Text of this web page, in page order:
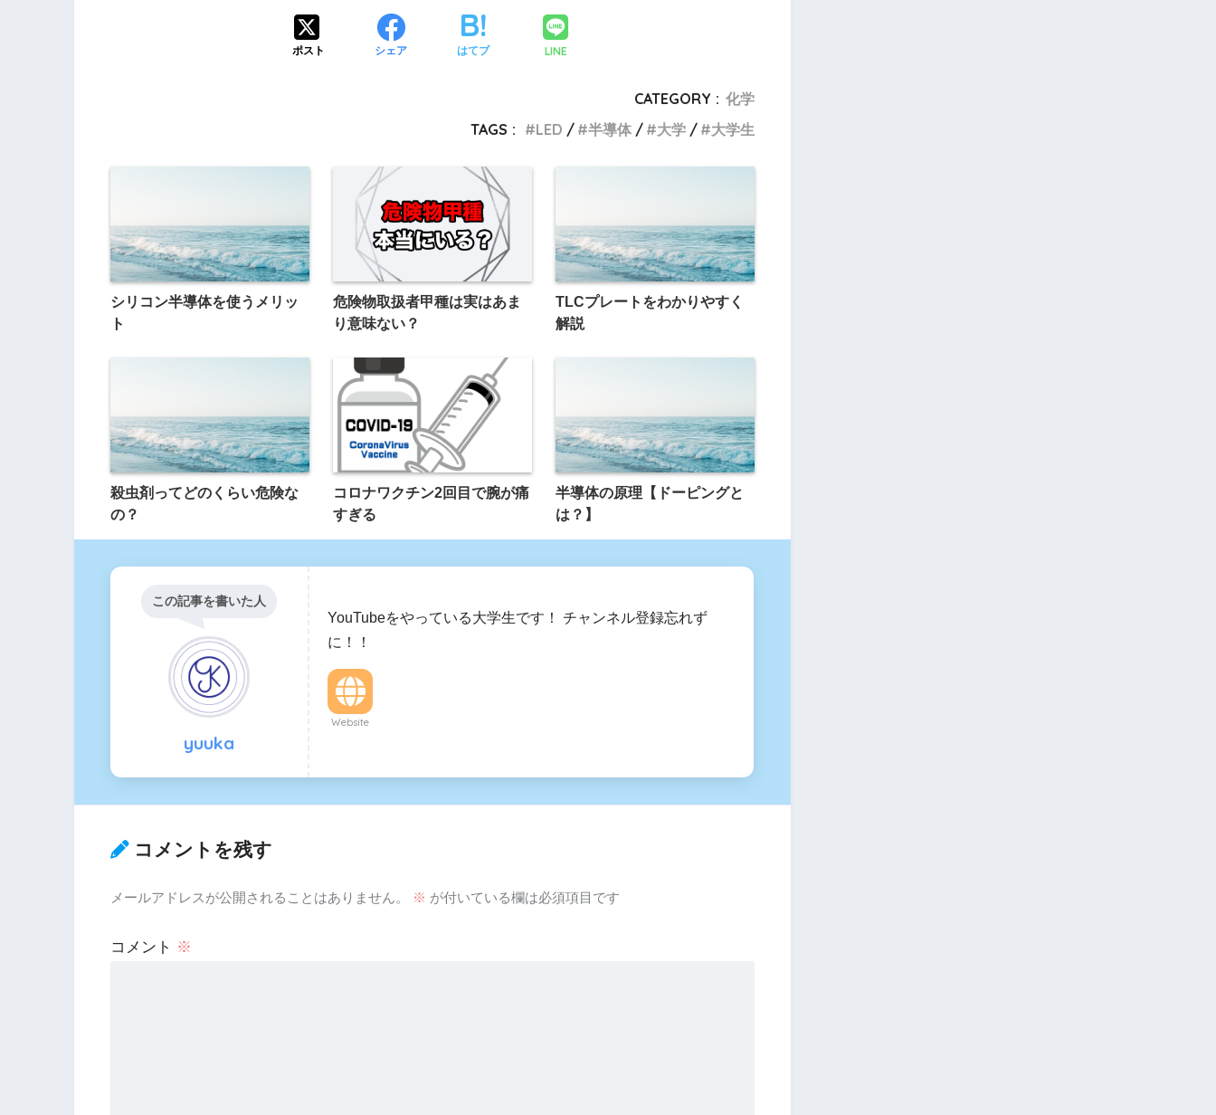
ポスト シェア はてブ LINE
CATEGORY : 化学
TAGS :
LED 半導体 大学 大学生
シリコン半導体を使うメリッ
ト
危険物取扱者甲種は実はあま
り意味ない？
TLCプレートをわかりやすく
解説
殺虫剤ってどのくらい危険な
の？
コロナワクチン2回目で腕が痛
すぎる
半導体の原理【ドーピングと
は？】
この記事を書いた人
yuuka
YouTubeをやっている大学生です！ チャンネル登録忘れず
に！！
Website
コメントを残す
メールアドレスが公開されることはありません。 ※ が付いている欄は必須項目です
コメント ※